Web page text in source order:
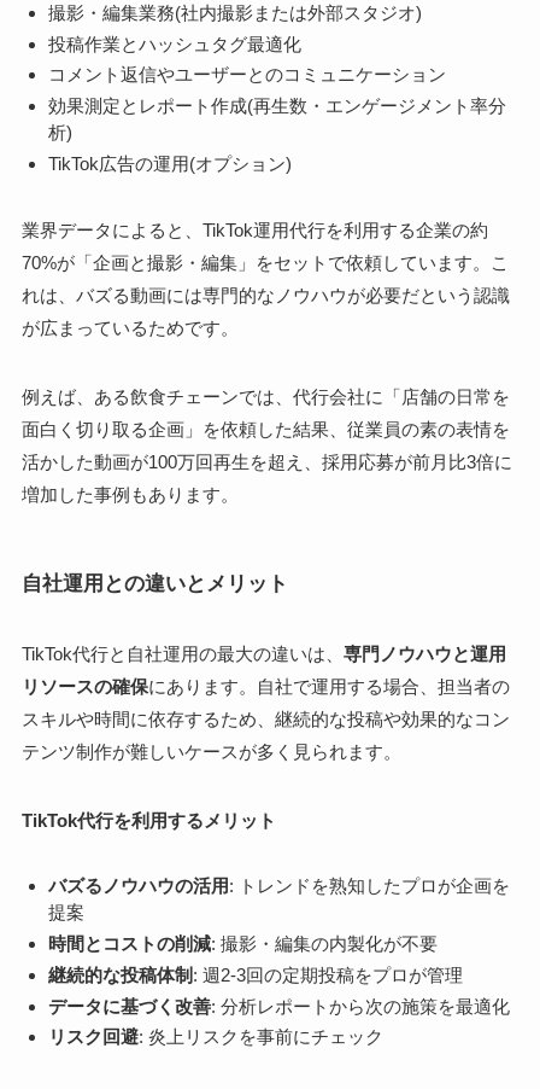
撮影・編集業務(社内撮影または外部スタジオ)
投稿作業とハッシュタグ最適化
コメント返信やユーザーとのコミュニケーション
効果測定とレポート作成(再生数・エンゲージメント率分
析)
TikTok広告の運用(オプション)
業界データによると、TikTok運用代行を利用する企業の約
70%が「企画と撮影・編集」をセットで依頼しています。こ
れは、バズる動画には専門的なノウハウが必要だという認識
が広まっているためです。
例えば、ある飲食チェーンでは、代行会社に「店舗の日常を
面白く切り取る企画」を依頼した結果、従業員の素の表情を
活かした動画が100万回再生を超え、採用応募が前月比3倍に
増加した事例もあります。
自社運用との違いとメリット
TikTok代行と自社運用の最大の違いは、 専門ノウハウと運用
リソースの確保にあります。自社で運用する場合、担当者の
スキルや時間に依存するため、継続的な投稿や効果的なコン
テンツ制作が難しいケースが多く見られます。
TikTok代行を利用するメリット
バズるノウハウの活用: トレンドを熟知したプロが企画を
提案
時間とコストの削減: 撮影・編集の内製化が不要
継続的な投稿体制 : 週2-3回の定期投稿をプロが管理
データに基づく改善: 分析レポートから次の施策を最適化
リスク回避: 炎上リスクを事前にチェック